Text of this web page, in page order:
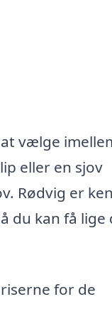
vælge
eller en sjov
Rødvig er
du kan få lige
for de